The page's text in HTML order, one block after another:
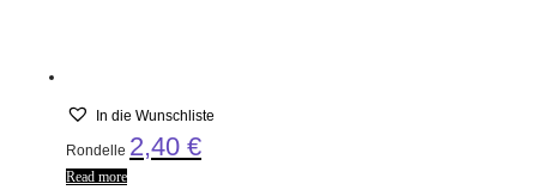
In die Wunschliste
Rondelle 2,40 €
Read more